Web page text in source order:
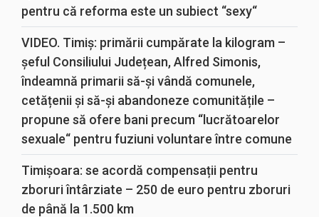
pentru că reforma este un subiect “sexy“
VIDEO. Timiș: primării cumpărate la kilogram –
șeful Consiliului Județean, Alfred Simonis,
îndeamnă primarii să-și vândă comunele,
cetățenii și să-și abandoneze comunitățile –
propune să ofere bani precum “lucrătoarelor
sexuale“ pentru fuziuni voluntare între comune
Timișoara: se acordă compensații pentru
zboruri întârziate – 250 de euro pentru zboruri
de până la 1.500 km